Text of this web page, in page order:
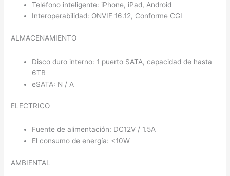
Teléfono inteligente: iPhone, iPad, Android
Interoperabilidad: ONVIF 16.12, Conforme CGI
ALMACENAMIENTO
Disco duro interno: 1 puerto SATA, capacidad de hasta
6TB
eSATA: N / A
ELECTRICO
Fuente de alimentación: DC12V / 1.5A
El consumo de energía: <10W
AMBIENTAL